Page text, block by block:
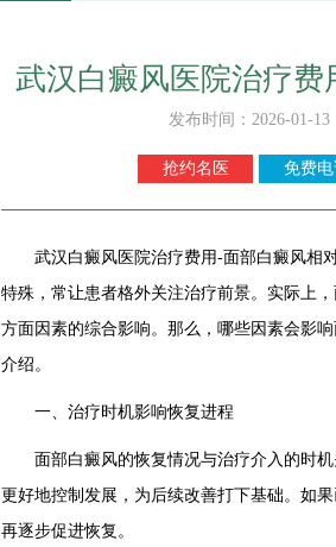
武汉白癜风医院治疗
发布时间：2026-01-
抢约名医 免费电
武汉白癜风医院治疗费用-面部白癜风相对
特殊，常让患者格外关注治疗前景。实际上
方面因素的综合影响。那么，哪些因素会影
介绍。
一、治疗时机影响恢复进程
面部白癜风的恢复情况与治疗介入的时机
更好地控制发展，为后续改善打下基础。如
再逐步促进恢复。